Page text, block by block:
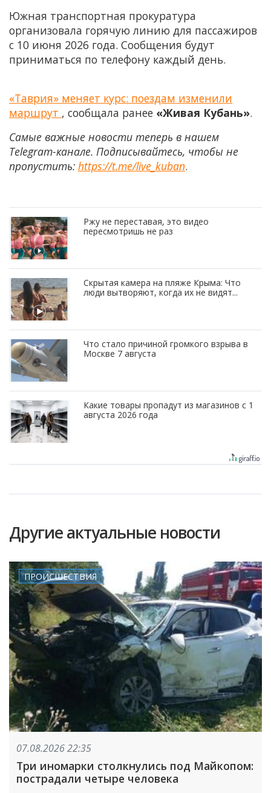
Южная транспортная прокуратура
организовала горячую линию для пассажиров
с 10 июня 2026 года. Сообщения будут
приниматься по телефону каждый день.
«Таврия» меняет курс: поездам изменили
маршрут , сообщала ранее «Живая Кубань».
Самые важные новости теперь в нашем
Telegram-канале. Подписывайтесь, чтобы не
пропустить: https://t.me/live_kuban.
Ржу не переставая, это видео
пересмотришь не раз
Скрытая камера на пляже Крыма: Что
люди вытворяют, когда их не видят...
Что стало причиной громкого взрыва в
Москве 7 августа
Какие товары пропадут из магазинов с 1
августа 2026 года
Другие актуальные новости
ПРОИСШЕСТВИЯ
07.08.2026 22:35
Три иномарки столкнулись под Майкопом:
пострадали четыре человека